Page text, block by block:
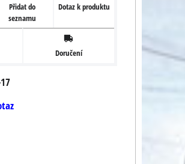
Přidat do
seznamu
Dotaz k produktu
Doručení